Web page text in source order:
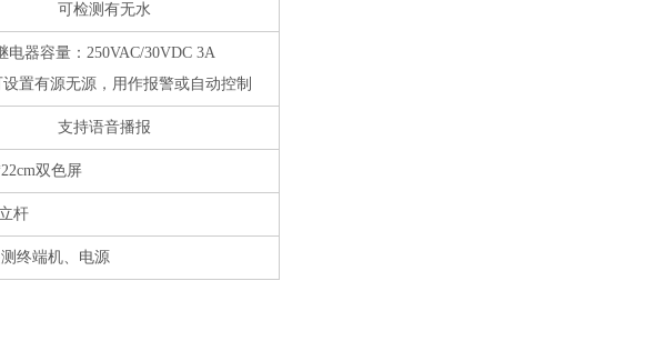
可检测有无水
电器容量： 250VAC/30VDC 3A
置有源无源，用作报警或自动控制
支持语音播报
双色屏
杆
终端机、电源